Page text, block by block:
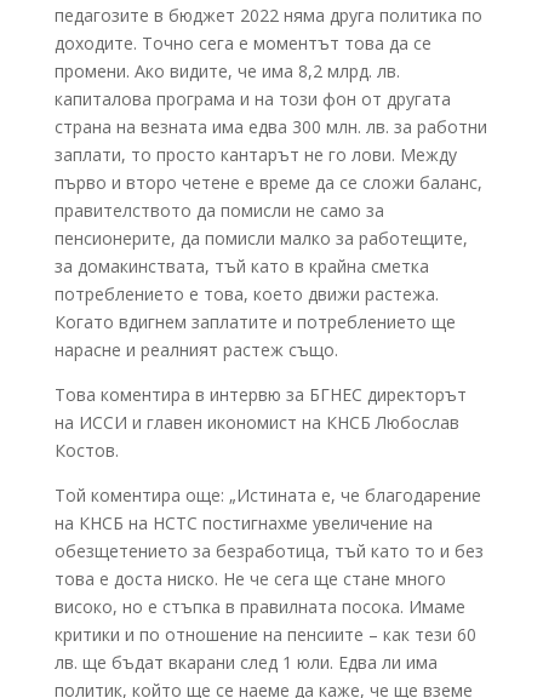
педагозите в бюджет 2022 няма друга политика по
доходите. Точно сега е моментът това да се
промени. Ако видите, че има 8,2 млрд. лв.
капиталова програма и на този фон от другата
страна на везната има едва 300 млн. лв. за работни
заплати, то просто кантарът не го лови. Между
първо и второ четене е време да се сложи баланс,
правителството да помисли не само за
пенсионерите, да помисли малко за работещите,
за домакинствата, тъй като в крайна сметка
потреблението е това, което движи растежа.
Когато вдигнем заплатите и потреблението ще
нарасне и реалният растеж също.
Това коментира в интервю за БГНЕС директорът
на ИССИ и главен икономист на КНСБ Любослав
Костов.
Той коментира още: „Истината е, че благодарение
на КНСБ на НСТС постигнахме увеличение на
обезщетението за безработица, тъй като то и без
това е доста ниско. Не че сега ще стане много
високо, но е стъпка в правилната посока. Имаме
критики и по отношение на пенсиите – как тези 60
лв. ще бъдат вкарани след 1 юли. Едва ли има
политик, който ще се наеме да каже, че ще вземе